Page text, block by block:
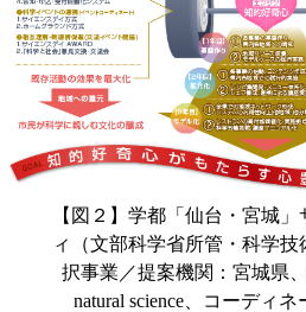
【図２】学都「仙台・宮城
ィ（文部科学省所管・科学技
択事業／提案機関：宮城県
natural science、コーディネ